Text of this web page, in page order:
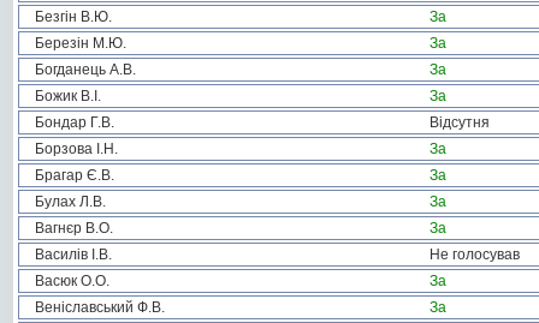
Безгін В.Ю.
За
Березін М.Ю.
За
Богданець А.В.
За
Божик В.І.
За
Бондар Г.В.
Відсутня
Борзова І.Н.
За
Брагар Є.В.
За
Булах Л.В.
За
Вагнєр В.О.
За
Василів І.В.
Не голосував
Васюк О.О.
За
Веніславський Ф.В.
За